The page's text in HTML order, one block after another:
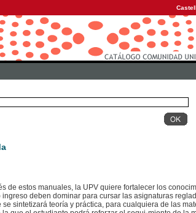
de estos manuales, la UPV quiere fortalecer los
deben dominar para cursar las asignaturas
sintetizará teoría y práctica, para cualquiera de las